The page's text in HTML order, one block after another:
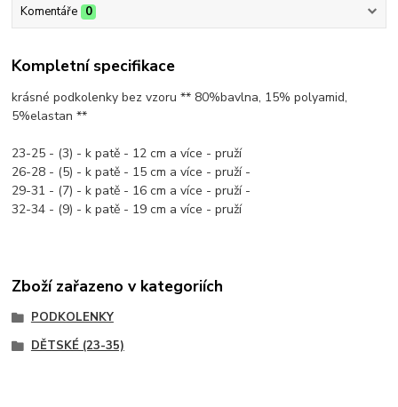
Komentáře 0
Kompletní specifikace
krásné podkolenky bez vzoru ** 80%bavlna, 15% polyamid,
5%elastan **
23-25 - (3) - k patě - 12 cm a více - pruží
26-28 - (5) - k patě - 15 cm a více - pruží -
29-31 - (7) - k patě - 16 cm a více - pruží -
32-34 - (9) - k patě - 19 cm a více - pruží
Zboží zařazeno v kategoriích
PODKOLENKY
DĚTSKÉ (23-35)